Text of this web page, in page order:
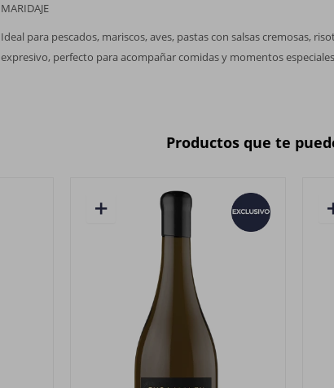
MARIDAJE
Ideal para pescados, mariscos, aves, pastas con salsas cremosas,
expresivo, perfecto para acompañar comidas y momentos
Productos que te